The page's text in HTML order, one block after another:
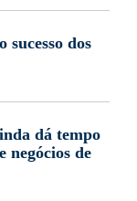
sucesso dos
dá tempo
negócios de